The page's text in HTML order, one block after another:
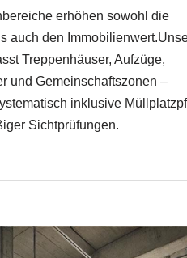
erhöhen sowohl die
auch den
Treppenhäuser, Aufzüge,
und Gemeinschaftszonen –
inklusive
Sichtprüfungen.